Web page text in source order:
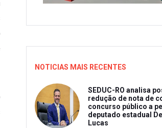
NOTICIAS MAIS RECENTES
SEDUC-RO analisa
redução de nota de
concurso público a
deputado estadual
Lucas